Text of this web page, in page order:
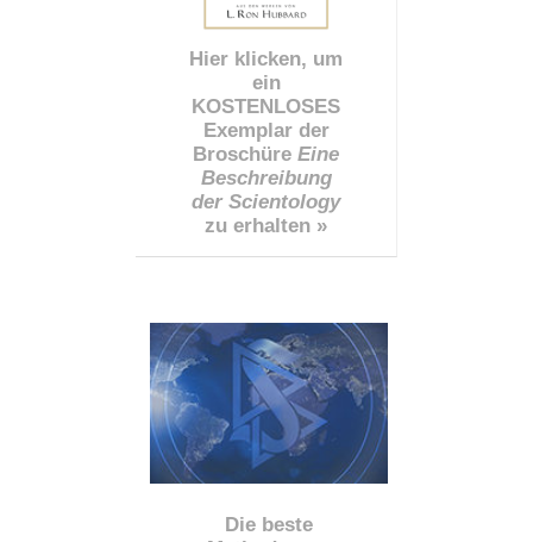
Hier klicken, um
ein
KOSTENLOSES
Exemplar der
Broschüre Eine
Beschreibung
der Scientology
zu erhalten »
Die beste